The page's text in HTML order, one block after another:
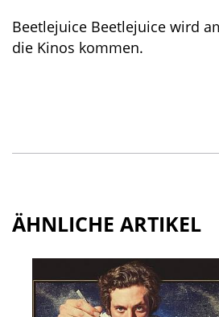
Beetlejuice Beetlejuice wird
die Kinos kommen.
ÄHNLICHE ARTIKEL